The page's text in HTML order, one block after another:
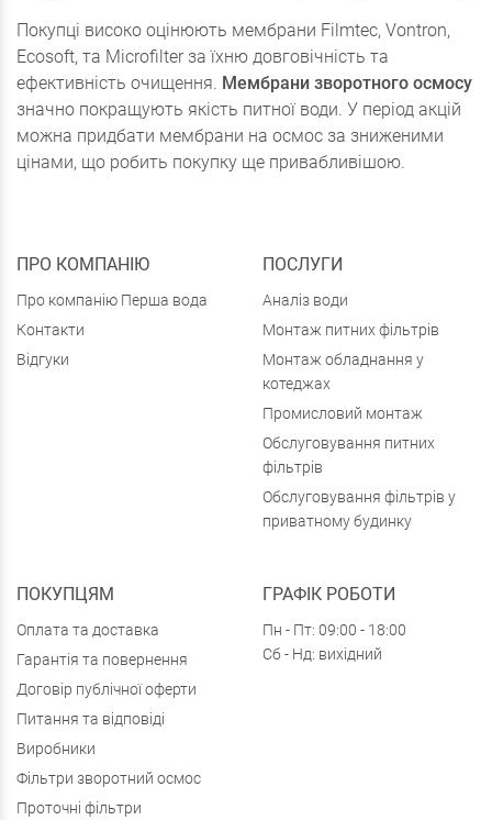
Покупці високо оцінюють мембрани Filmtec, Vontron,
Ecosoft, та Microfilter за їхню довговічність та
ефективність очищення. Мембрани зворотного осмосу
значно покращують якість питної води. У період акцій
можна придбати мембрани на осмос за зниженими
цінами, що робить покупку ще привабливішою.
ПРО КОМПАНІЮ
Про компанію Перша вода
Контакти
Відгуки
ПОСЛУГИ
Аналіз води
Монтаж питних фільтрів
Монтаж обладнання у
котеджах
Промисловий монтаж
Обслуговування питних
фільтрів
Обслуговування фільтрів у
приватному будинку
ПОКУПЦЯМ
Оплата та доставка
Гарантія та повернення
Договір публічної оферти
Питання та відповіді
Виробники
Фільтри зворотний осмос
Проточні фільтри
ГРАФІК РОБОТИ
Пн - Пт: 09:00 - 18:00
Сб - Нд: вихідний